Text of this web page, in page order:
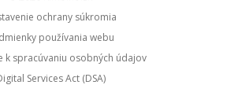
ochrany súkromia
používania webu
k spracúvaniu osobných údajov
Services Act (DSA)